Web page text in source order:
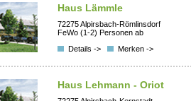
Haus Lämmle
72275 Alpirsbach-Römlinsdorf
FeWo (1-2) Personen ab
Details ->
Merken ->
Haus Lehmann - Oriot